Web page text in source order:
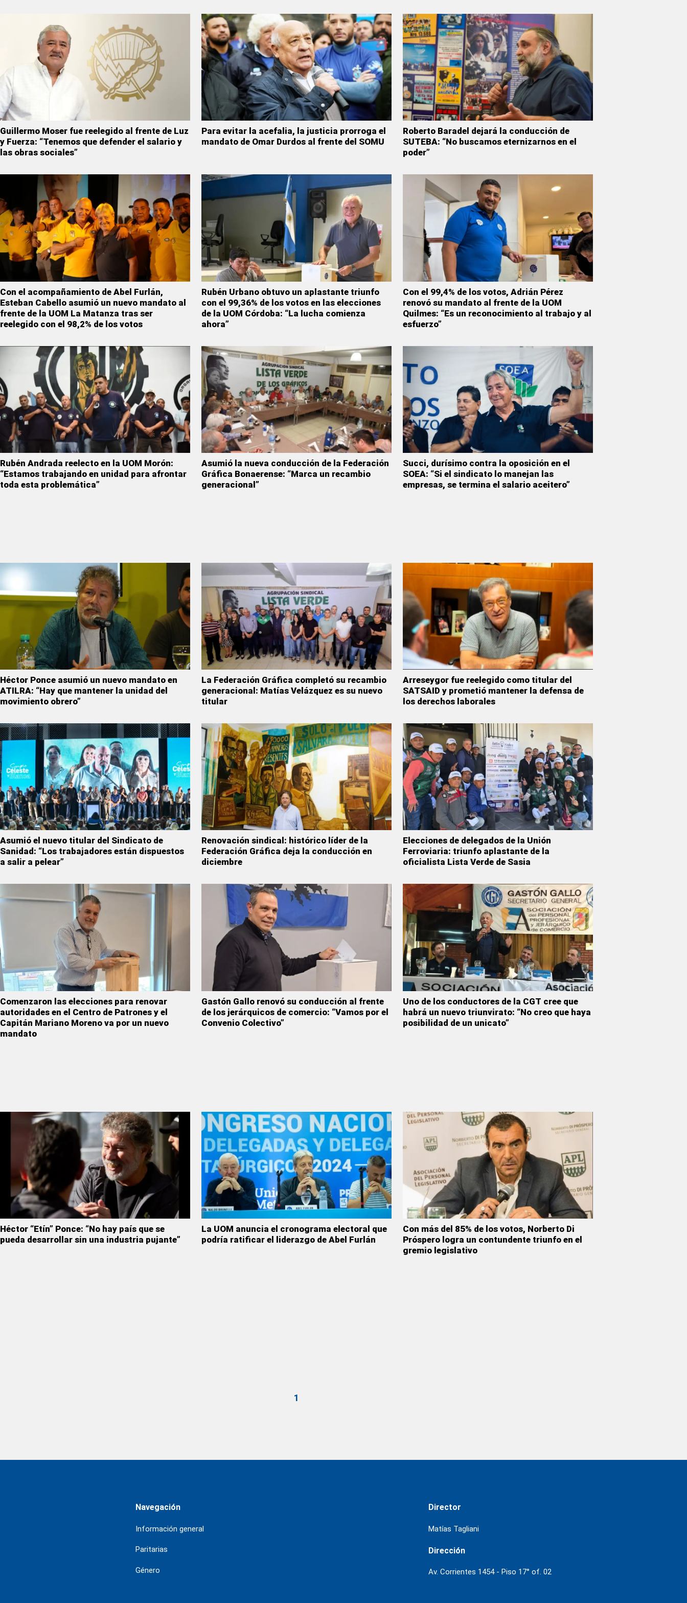
Guillermo Moser fue reelegido al frente de Luz
y Fuerza: “Tenemos que defender el salario y
las obras sociales”
Para evitar la acefalia, la justicia prorroga el
mandato de Omar Durdos al frente del SOMU
Roberto Baradel dejará la conducción de
SUTEBA: “No buscamos eternizarnos en el
poder”
Con el acompañamiento de Abel Furlán,
Esteban Cabello asumió un nuevo mandato al
frente de la UOM La Matanza tras ser
reelegido con el 98,2% de los votos
Rubén Urbano obtuvo un aplastante triunfo
con el 99,36% de los votos en las elecciones
de la UOM Córdoba: “La lucha comienza
ahora”
Con el 99,4% de los votos, Adrián Pérez
renovó su mandato al frente de la UOM
Quilmes: “Es un reconocimiento al trabajo y al
esfuerzo”
Rubén Andrada reelecto en la UOM Morón:
“Estamos trabajando en unidad para afrontar
toda esta problemática”
Asumió la nueva conducción de la Federación
Gráfica Bonaerense: “Marca un recambio
generacional”
Succi, durísimo contra la oposición en el
SOEA: “Si el sindicato lo manejan las
empresas, se termina el salario aceitero”
Héctor Ponce asumió un nuevo mandato en
ATILRA: “Hay que mantener la unidad del
movimiento obrero”
La Federación Gráfica completó su recambio
generacional: Matías Velázquez es su nuevo
titular
Arreseygor fue reelegido como titular del
SATSAID y prometió mantener la defensa de
los derechos laborales
Asumió el nuevo titular del Sindicato de
Sanidad: “Los trabajadores están dispuestos
a salir a pelear”
Renovación sindical: histórico líder de la
Federación Gráfica deja la conducción en
diciembre
Elecciones de delegados de la Unión
Ferroviaria: triunfo aplastante de la
oficialista Lista Verde de Sasia
Comenzaron las elecciones para renovar
autoridades en el Centro de Patrones y el
Capitán Mariano Moreno va por un nuevo
mandato
Gastón Gallo renovó su conducción al frente
de los jerárquicos de comercio: “Vamos por el
Convenio Colectivo”
Uno de los conductores de la CGT cree que
habrá un nuevo triunvirato: “No creo que haya
posibilidad de un unicato”
Héctor “Etín” Ponce: “No hay país que se
pueda desarrollar sin una industria pujante”
La UOM anuncia el cronograma electoral que
podría ratificar el liderazgo de Abel Furlán
Con más del 85% de los votos, Norberto Di
Próspero logra un contundente triunfo en el
gremio legislativo
1
Navegación
Información general
Paritarias
Género
Director
Matías Tagliani
Dirección
Av. Corrientes 1454 - Piso 17° of. 02